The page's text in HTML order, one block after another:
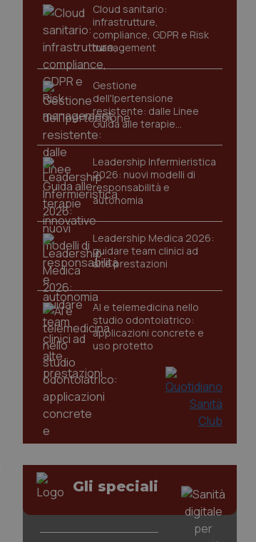
Cloud sanitario:
infrastrutture,
compliance, GDPR e Risk
management
Gestione
dell'Ipertensione
resistente: dalle Linee
Guida alle terapie
innovative
Leadership Infermieristica
2026: nuovi modelli di
responsabilità e
autonomia
Leadership Medica 2026:
guidare team clinici ad
alte prestazioni
AI e telemedicina nello
studio odontoiatrico:
applicazioni concrete e
uso protetto
Gli speciali